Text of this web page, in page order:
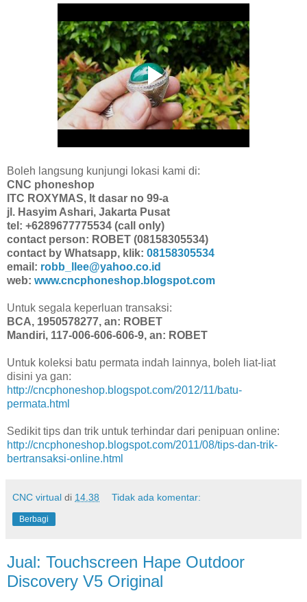
Boleh langsung kunjungi lokasi kami di:
CNC phoneshop
ITC ROXYMAS, lt dasar no 99-a
jl. Hasyim Ashari, Jakarta Pusat
tel: +6289677775534 (call only)
contact person: ROBET (08158305534)
contact by Whatsapp, klik: 08158305534
email: robb_llee@yahoo.co.id
web: www.cncphoneshop.blogspot.com
Untuk segala keperluan transaksi:
BCA, 1950578277, an: ROBET
Mandiri, 117-006-606-606-9, an: ROBET
Untuk koleksi batu permata indah lainnya, boleh liat-liat
disini ya gan:
http://cncphoneshop.blogspot.com/2012/11/batu-
permata.html
Sedikit tips dan trik untuk terhindar dari penipuan online:
http://cncphoneshop.blogspot.com/2011/08/tips-dan-trik-
bertransaksi-online.html
CNC virtual di 14.38 Tidak ada komentar:
Berbagi
Jual: Touchscreen Hape Outdoor
Discovery V5 Original